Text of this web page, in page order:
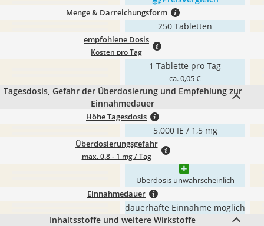
Menge & Darreichungsform
250 Tabletten
empfohlene Dosis
Kosten pro Tag
1 Tablette pro Tag
ca. 0,05 €
Tagesdosis, Gefahr der Überdosierung und Empfehlung zur
Einnahmedauer
Höhe Tagesdosis
5.000 IE / 1,5 mg
Überdosierungsgefahr
max. 0,8 - 1 mg / Tag
Überdosis unwahrscheinlich
Einnahmedauer
dauerhafte Einnahme möglich
Inhaltsstoffe und weitere Wirkstoffe